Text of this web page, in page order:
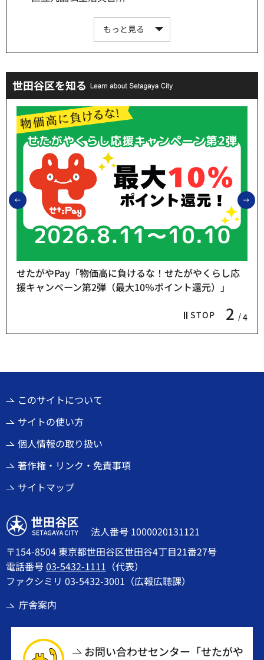
もっと見る
世田谷区を知る
前のスライドを表示
STOP 2 4
せたがやPay「物価高に負けるな！せたがやくらし応
援キャンペーン第2弾（最大10％ポイント還元）」
このサイトについて
サイトの使い方
個人情報の取り扱い
著作権・リンク・免責事項
サイトマップ
世田谷区
法人番号 1000020131121
〒154-8504 東京都世田谷区世田谷4丁目21番27号
電話番号03-5432-1111 （代表）
ファクシミリ 03-5432-3001（広報広聴課）
庁舎案内
お問い合わせセンター「せたがや